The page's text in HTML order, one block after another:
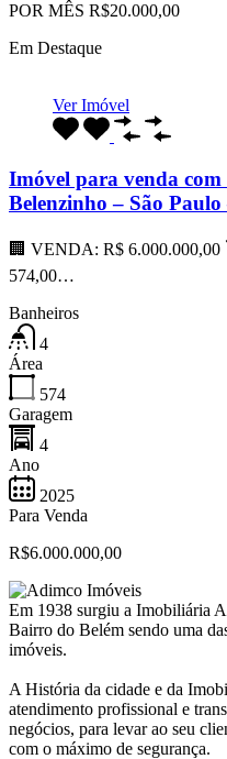
POR MÊS R$20.000,00
Em Destaque
Ver Imóvel
Imóvel para venda
Belenzinho – São Paulo
🏢 VENDA: R$
574,00…
Banheiros
4
Área
574
Garagem
4
Ano
2025
Para Venda
R$6.000.000,00
Em 1938 surgiu a Imobiliária
Bairro do Belém sendo uma
imóveis.
A História da cidade e da
atendimento profissional e
negócios, para levar ao seu
com o máximo de segurança.